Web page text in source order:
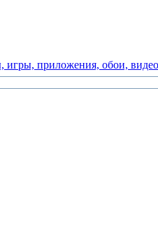
игры, приложения, обои, видео